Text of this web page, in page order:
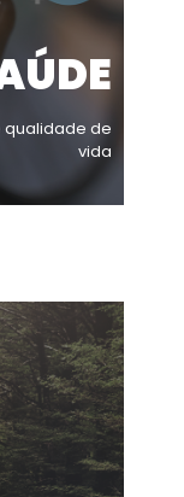
qualidade de
vida